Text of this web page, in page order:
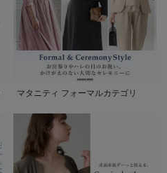
マタニティ フォーマルカテゴリ